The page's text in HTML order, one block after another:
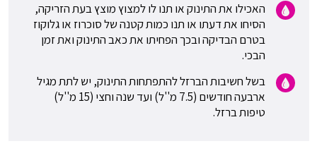
האכילו את התינוק או תנו לו למצוץ מוצץ בעת הזריקה,
הסיחו את דעתו או תנו כמות קטנה של סוכרוז או גלוקוז
בטרם הבדיקה ובכך הפחיתו את כאב התינוק ואת זמן
הבכי.
בשל חשיבות הברזל להתפתחות התינוק, יש לתת מגיל
ארבעה חודשים (7.5 מ''ל) ועד שנה וחצי (15 מ''ל)
טיפות ברזל.